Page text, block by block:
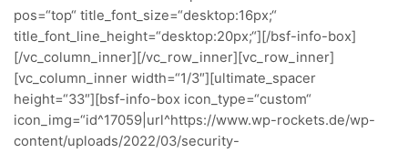
pos=“top“ title_font_size=“desktop:16px;“
title_font_line_height=“desktop:20px;“][/bsf-info-box]
[/vc_column_inner][/vc_row_inner][vc_row_inner]
[vc_column_inner width=“1/3″][ultimate_spacer
height=“33″][bsf-info-box icon_type=“custom“
icon_img=“id^17059|url^https://www.wp-rockets.de/wp-
content/uploads/2022/03/security-